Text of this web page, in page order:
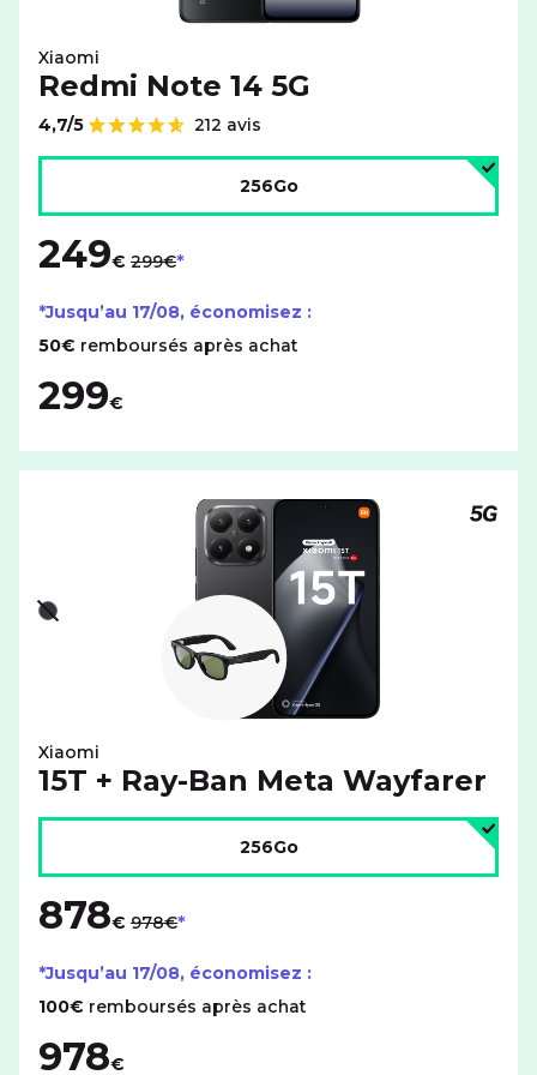
Xiaomi
Redmi Note 14 5G
Note de
4,7/5
212 avis
256Go
249€ 299€
*Jusqu’au 17/08, économisez :
50€ remboursés après achat
299€
Noir - indisponible
Xiaomi
15T + Ray-Ban Meta Wayfarer
256Go
878€ 978€
*Jusqu’au 17/08, économisez :
100€ remboursés après achat
978€